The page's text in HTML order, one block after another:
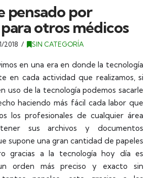
pensado por
otros médicos
2018 SIN CATEGORÍA
en una era en donde la tecnología
en cada actividad que realizamos, si
uso de la tecnología podemos sacarle
haciendo más fácil cada labor que
los profesionales de cualquier área
sus archivos y documentos
supone una gran cantidad de papeles
gracias a la tecnología hoy día es
orden más preciso y exacto sin